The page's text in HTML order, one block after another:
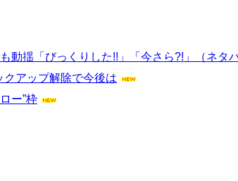
動揺「びっくりした!!」「今さら?!」（ネタ
アップ解除で今後は
ー”枠